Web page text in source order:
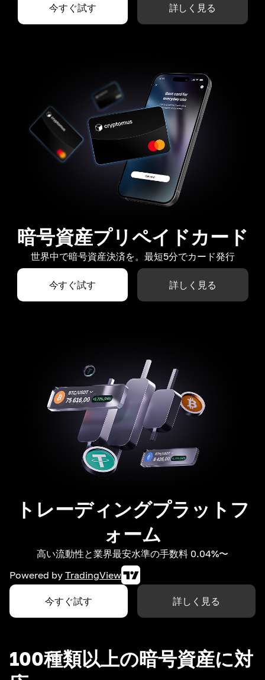
今すぐ試す 詳しく見る
暗号資産プリペイドカード
世界中で暗号資産決済を。最短5分でカード発行
今すぐ試す 詳しく見る
トレーディングプラットフ
ォーム
高い流動性と業界最安水準の手数料 0.04%〜
Powered by TradingView
今すぐ試す 詳しく見る
100種類以上の暗号資産に対